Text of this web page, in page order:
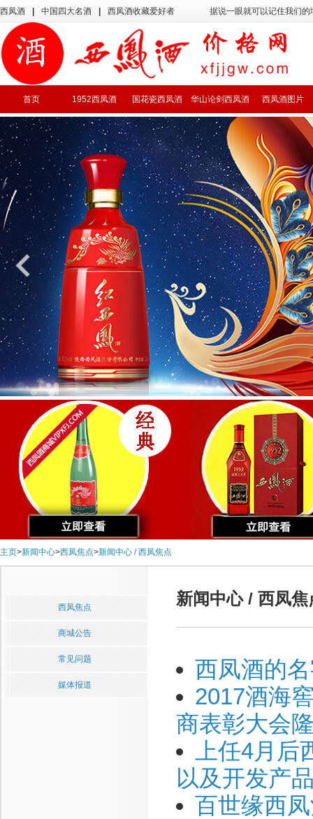
西凤酒 中国四大名酒 西凤酒收藏爱好者 据说一眼就可以记住我们
首页 1952西凤酒 国花瓷西凤酒 华山论剑西凤酒 西凤酒图片
主页>新闻中心>西凤焦点>新闻中心 / 西凤焦点
西凤焦点
商城公告
常见问题
媒体报道
新闻中心 / 西凤焦
西凤酒的
2017酒海
商表彰大会
上任4月
以及开发产
百世缘西